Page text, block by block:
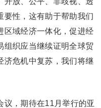
要性，这有助于帮助我们
区域经济一体化，促进经
组织应当继续证明全球贸
济危机中复苏，我们将继
议，期待在11月举行的亚